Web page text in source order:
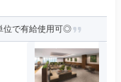
位で有給使用可◎